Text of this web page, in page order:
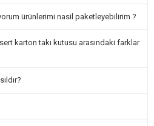
ürünlerimi nasil paketleyebilirim ?
karton takı kutusu arasındaki farklar